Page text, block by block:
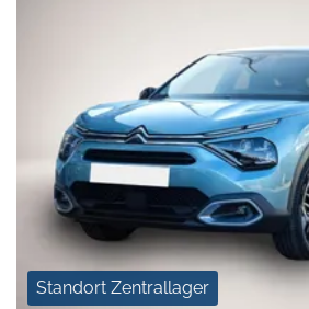
Standort Zentrallager